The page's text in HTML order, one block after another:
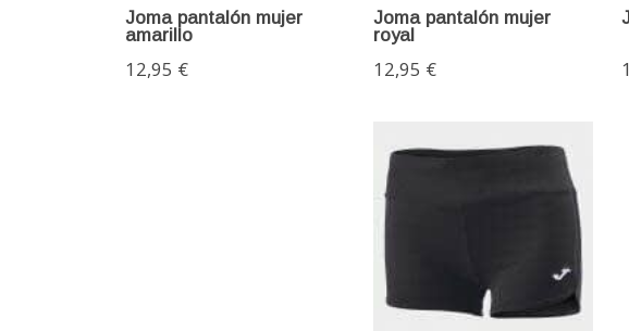
Joma pantalón mujer
amarillo
12,95 €
Joma pantalón mujer
royal
12,95 €